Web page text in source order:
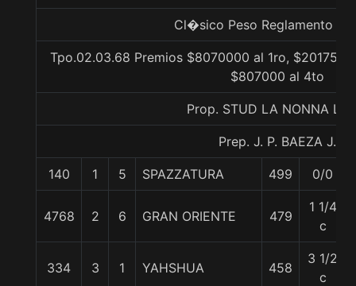
Cl�sico Peso Reglamento
Tpo.02.03.68 Premios $8070000 al 1ro,
$807000 al 4to
Prop. STUD LA NONNA
Prep. J. P. BAEZA J.
140 1 5 SPAZZATURA 499 0/0
4768 2 6 GRAN ORIENTE 479
1 1/4
c
334 3 1 YAHSHUA 458
3 1/2
c